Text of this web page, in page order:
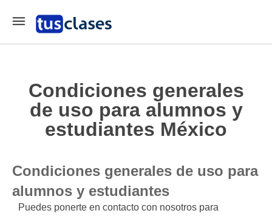
Condiciones generales
de uso para alumnos y
estudiantes México
Condiciones generales de uso para
alumnos y estudiantes
Puedes ponerte en contacto con nosotros para